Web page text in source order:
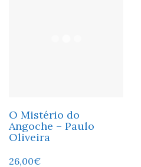
O Mistério do
Angoche – Paulo
Oliveira
26,00€